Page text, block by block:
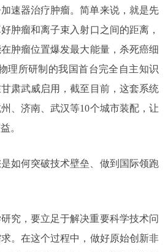
速器治疗肿瘤。简单来说，就是先
肿瘤和离子束入射口之间的距离，
肿瘤位置爆发最大能量，杀死癌细
理所研制的我国首台完全自主知识
肃武威启用，截至目前，这套系统
、济南、武汉等10个城市装配，让
。
如何突破技术壁垒、做到国际领跑
究，要立足于解决重要科学技术问
。在这个过程中，做好原始创新非